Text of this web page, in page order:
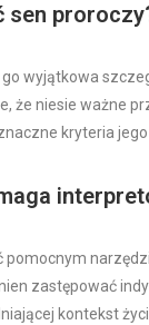
sen
wyjątkowa
że niesie ważne
kryteria
pomocnym
zastępować
kontekst